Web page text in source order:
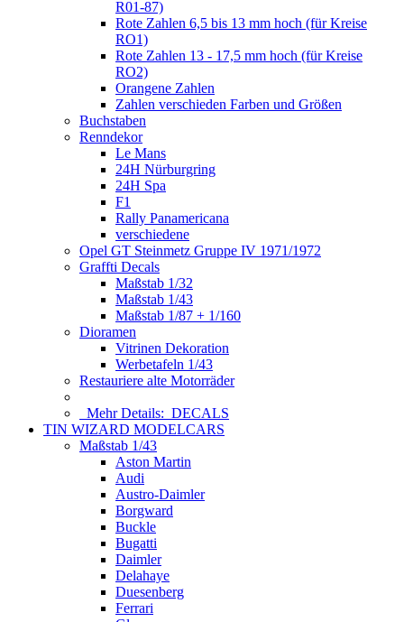
R01-87)
Rote Zahlen 6,5 bis 13 mm hoch (für Kreise
RO1)
Rote Zahlen 13 - 17,5 mm hoch (für Kreise
RO2)
Orangene Zahlen
Zahlen verschieden Farben und Größen
Buchstaben
Renndekor
Le Mans
24H Nürburgring
24H Spa
F1
Rally Panamericana
verschiedene
Opel GT Steinmetz Gruppe IV 1971/1972
Graffti Decals
Maßstab 1/32
Maßstab 1/43
Maßstab 1/87 + 1/160
Dioramen
Vitrinen Dekoration
Werbetafeln 1/43
Restauriere alte Motorräder
Mehr Details: DECALS
TIN WIZARD MODELCARS
Maßstab 1/43
Aston Martin
Audi
Austro-Daimler
Borgward
Buckle
Bugatti
Daimler
Delahaye
Duesenberg
Ferrari